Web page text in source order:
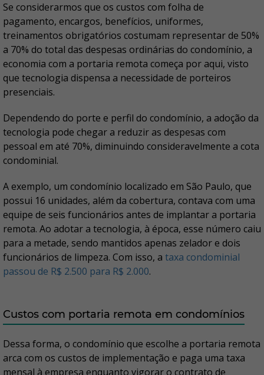
Se considerarmos que os custos com folha de
pagamento, encargos, benefícios, uniformes,
treinamentos obrigatórios costumam representar de 50%
a 70% do total das despesas ordinárias do condomínio, a
economia com a portaria remota começa por aqui, visto
que tecnologia dispensa a necessidade de porteiros
presenciais.
Dependendo do porte e perfil do condomínio, a adoção da
tecnologia pode chegar a reduzir as despesas com
pessoal em até 70%, diminuindo consideravelmente a cota
condominial.
A exemplo, um condomínio localizado em São Paulo, que
possui 16 unidades, além da cobertura, contava com uma
equipe de seis funcionários antes de implantar a portaria
remota. Ao adotar a tecnologia, à época, esse número caiu
para a metade, sendo mantidos apenas zelador e dois
funcionários de limpeza. Com isso, a taxa condominial
passou de R$ 2.500 para R$ 2.000.
Custos com portaria remota em condomínios
Dessa forma, o condomínio que escolhe a portaria remota
arca com os custos de implementação e paga uma taxa
mensal à empresa enquanto vigorar o contrato de